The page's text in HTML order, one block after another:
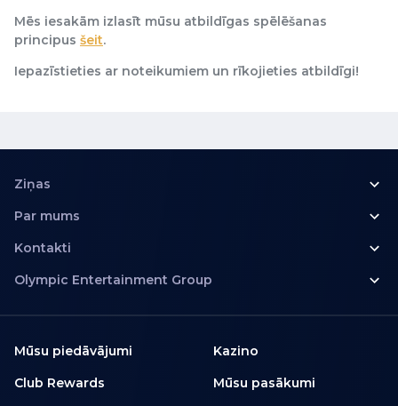
Mēs iesakām izlasīt mūsu atbildīgas spēlēšanas
principus šeit.
Iepazīstieties ar noteikumiem un rīkojieties atbildīgi!
Ziņas
Par mums
Kontakti
Olympic Entertainment Group
Mūsu piedāvājumi
Kazino
Club Rewards
Mūsu pasākumi